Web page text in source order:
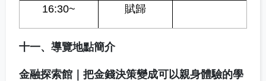
16:30~ 賦歸
十一、導覽地點簡介
金融探索館｜把金錢決策變成可以親身體驗的學